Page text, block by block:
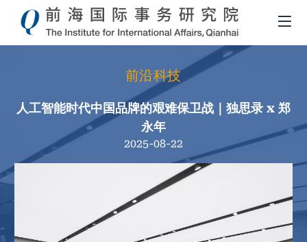
前沿科技
人工智能时代中国品牌的艰难保卫战｜独思录 x 郑
永年
2025-08-22